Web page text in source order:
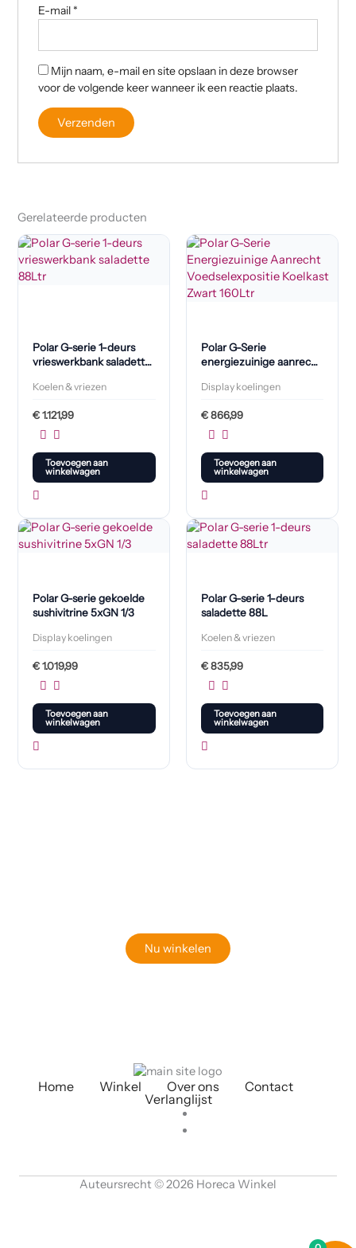
E-mail *
Mijn naam, e-mail en site opslaan in deze browser
voor de volgende keer wanneer ik een reactie plaats.
Gerelateerde producten
Polar G-serie 1-deurs
vrieswerkbank saladette
Koelen & vriezen
€1.121,99
Toevoegen aan
winkelwagen
Polar G-Serie
energiezuinige aanrecht
koelkast zwart 160L
Display koelingen
€866,99
Toevoegen aan
winkelwagen
Polar G-serie gekoelde
sushivitrine 5xGN 1/3
Display koelingen
€1.019,99
Toevoegen aan
winkelwagen
Polar G-serie 1-deurs
saladette 88L
Koelen & vriezen
€835,99
Toevoegen aan
winkelwagen
Nu winkelen
Home Winkel Over ons
Contact
Verlanglijst
Auteursrecht © 2026 Horeca Winkel